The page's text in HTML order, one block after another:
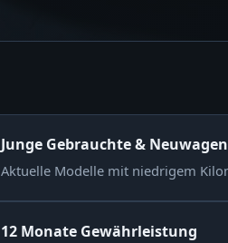
Junge Gebrauchte & Neuwagen
Aktuelle Modelle mit niedrigem
12 Monate Gewährleistung